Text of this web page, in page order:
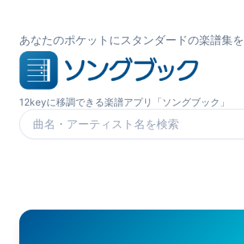
あなたのポケットにスタンダードの楽譜集を
12keyに移調できる楽譜アプリ「ソングブック」
楽曲を検索